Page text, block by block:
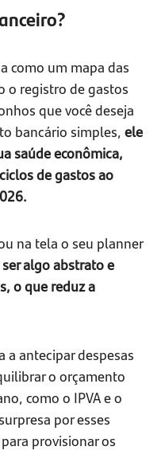
como um mapa das
o registro de gastos
que você deseja
bancário simples, ele
saúde econômica,
de gastos ao
na tela o seu planner
algo abstrato e
o que reduz a
antecipar despesas
o orçamento
como o IPVA e o
por esses
provisionar os